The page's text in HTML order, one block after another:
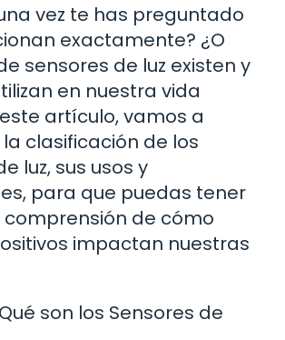
vez te has preguntado
exactamente? ¿O
sensores de luz existen y
en nuestra vida
artículo, vamos a
clasificación de los
luz, sus usos y
para que puedas tener
de cómo
impactan nuestras
son los Sensores de